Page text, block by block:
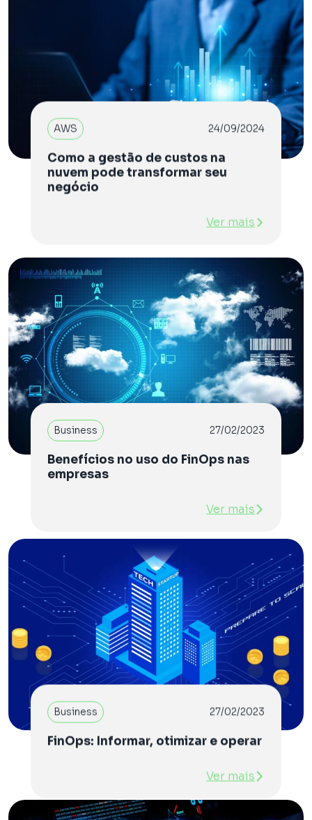
AWS 24/09/2024
Como a gestão de custos na
nuvem pode transformar seu
negócio
Ver mais
Business 27/02/2023
Benefícios no uso do FinOps nas
empresas
Ver mais
Business 27/02/2023
FinOps: Informar, otimizar e operar
Ver mais